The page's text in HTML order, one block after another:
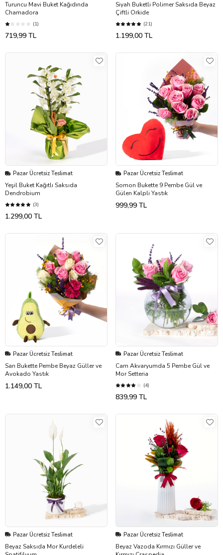
Turuncu Mavi Buket Kağıdında
Chamadora
(1)
719,99 TL
Siyah Buketli Polimer Saksıda Beyaz
Çiftli Orkide
(21)
1.199,00 TL
Pazar Ücretsiz Teslimat
Yeşil Buket Kağıtlı Saksıda
Dendrobium
(3)
1.299,00 TL
Pazar Ücretsiz Teslimat
Somon Bukette 9 Pembe Gül ve
Gülen Kalpli Yastık
999,99 TL
Pazar Ücretsiz Teslimat
Sarı Bukette Pembe Beyaz Güller ve
Avokado Yastık
1.149,00 TL
Pazar Ücretsiz Teslimat
Cam Akvaryumda 5 Pembe Gül ve
Mor Setteria
(4)
839,99 TL
Pazar Ücretsiz Teslimat
Beyaz Saksıda Mor Kurdeleli
Pazar Ücretsiz Teslimat
Beyaz Vazoda Kırmızı Güller ve